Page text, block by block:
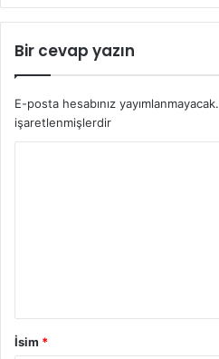
Bir cevap yazın
E-posta hesabınız yayımlanmayacak.
işaretlenmişlerdir
İsim *